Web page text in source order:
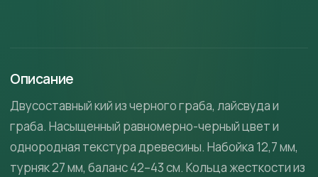
Описание
Двусоставный кий из черного граба, лайсвуда и
граба. Насыщенный равномерно-черный цвет и
однородная текстура древесины. Набойка 12,7 мм,
турняк 27 мм, баланс 42–43 см. Кольца жесткости из